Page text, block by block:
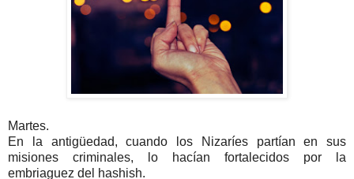
Martes.
En la antigüedad, cuando los Nizaríes partían en sus
misiones criminales, lo hacían fortalecidos por la
embriaguez del hashish.